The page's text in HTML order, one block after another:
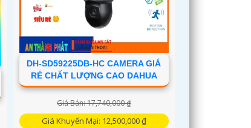
DH-SD59225DB-HC CAMERA GIÁ
RẺ CHẤT LƯỢNG CAO DAHUA
Giá Bán: 17,740,000 ₫
Giá Khuyến Mại: 12,500,000 ₫